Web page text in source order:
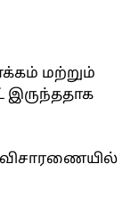
மற்றும்
இருந்ததாக